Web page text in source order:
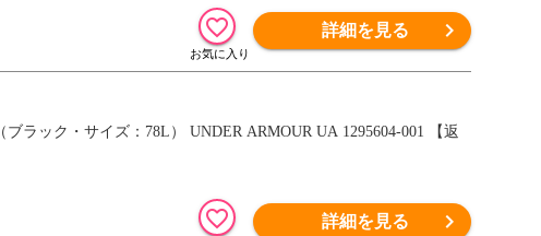
詳細を見る
ラック・サイズ：78L） UNDER ARMOUR UA 1295604-001 【返
詳細を見る